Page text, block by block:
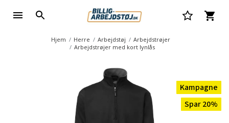
Hjem Herre Arbejdstøj
Arbejdstrøjer
Arbejdstrøjer med kort lynlås
Kampagne
Spar 20%